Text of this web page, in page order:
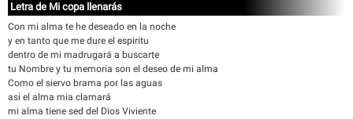
Letra de Mi copa llenarás
Con mi alma te he deseado en la noche
y en tanto que me dure el espiritu
dentro de mi madrugará a buscarte
tu Nombre y tu memoria son el deseo de mi alma
Como el siervo brama por las aguas
asi el alma mia clamará
mi alma tiene sed del Dios Viviente